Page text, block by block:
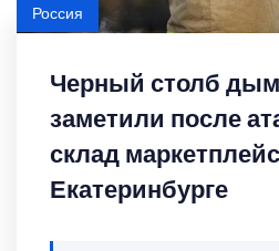
Черный столб
заметили после
склад
Екатеринбурге
Россия